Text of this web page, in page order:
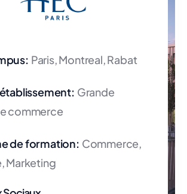
Paris, Montreal, Rabat
Grande
commerce
de formation: Commerce,
Marketing